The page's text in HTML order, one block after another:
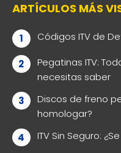
ARTÍCULOS MÁS
Códigos ITV de
Pegatinas ITV:
necesitas saber
Discos de freno
homologar?
ITV Sin Seguro: